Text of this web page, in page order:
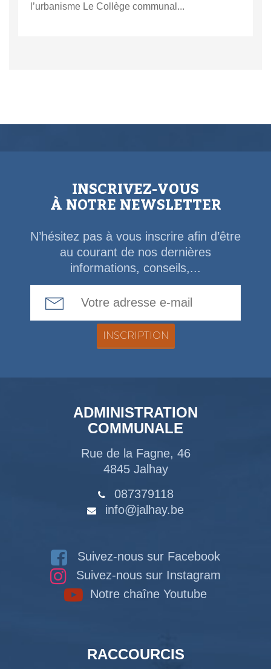
l’urbanisme Le Collège communal...
INSCRIVEZ-VOUS
À NOTRE NEWSLETTER
N’hésitez pas à vous inscrire afin d’être
au courant de nos dernières
informations, conseils,...
ADMINISTRATION
COMMUNALE
Rue de la Fagne, 46
4845 Jalhay
087379118
info@jalhay.be
Suivez-nous sur Facebook
Suivez-nous sur Instagram
Notre chaîne Youtube
RACCOURCIS